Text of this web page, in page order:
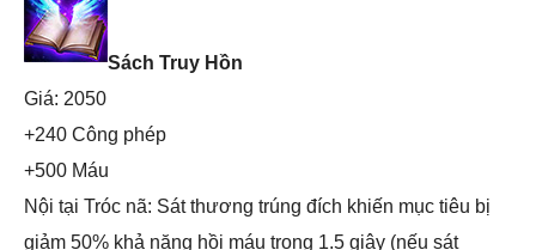
Sách Truy Hồn
Giá: 2050
+240 Công phép
+500 Máu
Nội tại Tróc nã: Sát thương trúng đích khiến mục tiêu bị
giảm 50% khả năng hồi máu trong 1.5 giây (nếu sát